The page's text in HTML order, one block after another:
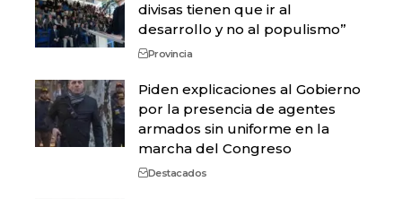
divisas tienen que ir al
desarrollo y no al populismo”
Provincia
Piden explicaciones al Gobierno
por la presencia de agentes
armados sin uniforme en la
marcha del Congreso
Destacados